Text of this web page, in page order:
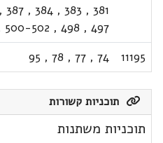
381
,
383
,
384
,
387
,
497
,
498
,
500-502
11195
74
,
77
,
78
,
95
תוכניות קשורות
תוכניות משתנות